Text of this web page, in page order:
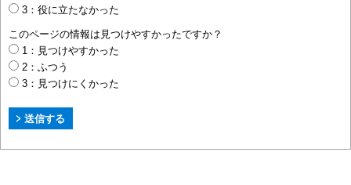
3：役に立たなかった
このページの情報は見つけやすかったですか？
1：見つけやすかった
2：ふつう
3：見つけにくかった